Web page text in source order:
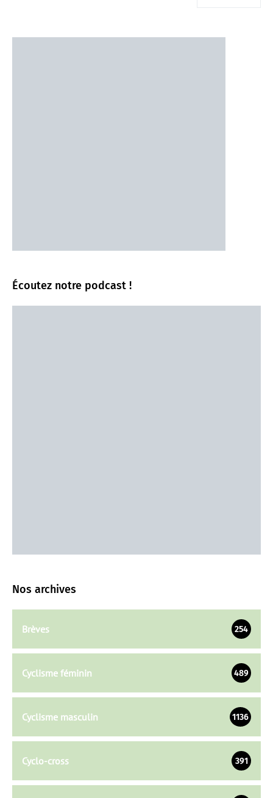
Écoutez notre podcast !
Nos archives
Brèves 254
Cyclisme féminin 489
Cyclisme masculin 1136
Cyclo-cross 391